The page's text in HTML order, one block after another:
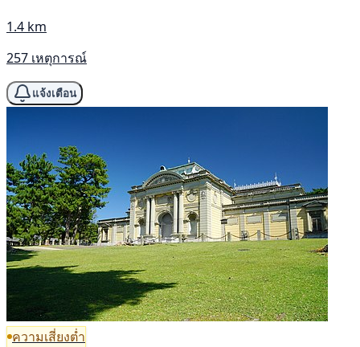
1.4 km
257 เหตุการณ์
แจ้งเตือน
ความเสี่ยงต่ำ